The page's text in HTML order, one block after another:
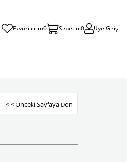
Favorilerim0 Sepetim0 Üye Girişi
< < Önceki Sayfaya Dön